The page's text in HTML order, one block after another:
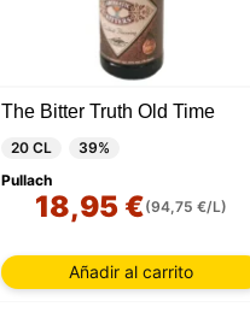
The Bitter Truth Old Time
20 CL
39%
Pullach
18,95 €(94,75 €/L)
Añadir al carrito
cookies que nos